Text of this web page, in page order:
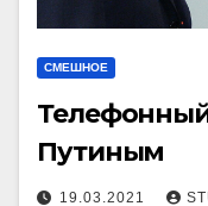
СМЕШНОЕ
Путиным
19.03.2021